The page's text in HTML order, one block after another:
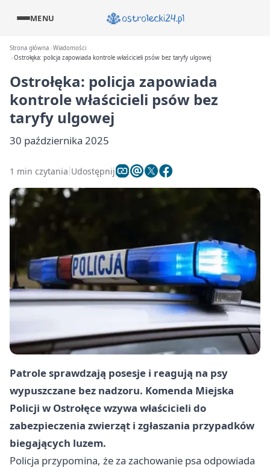
MENU
Strona główna Wiadomości
Ostrołęka: policja zapowiada kontrole właścicieli psów bez taryfy ulgowej
Ostrołęka: policja zapowiada
kontrole właścicieli psów bez
taryfy ulgowej
30 października 2025
1 min czytania Udostępnij
Patrole sprawdzają posesje i reagują na psy
wypuszczane bez nadzoru. Komenda Miejska
Policji w Ostrołęce wzywa właścicieli do
zabezpieczenia zwierząt i zgłaszania przypadków
biegających luzem.
Policja przypomina, że za zachowanie psa odpowiada